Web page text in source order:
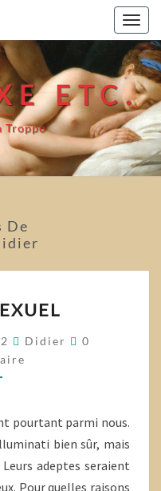
ETC.
Troppo
De
Didier
0
pourtant parmi nous.
bien sûr, mais
adeptes seraient
Pour quelles raisons